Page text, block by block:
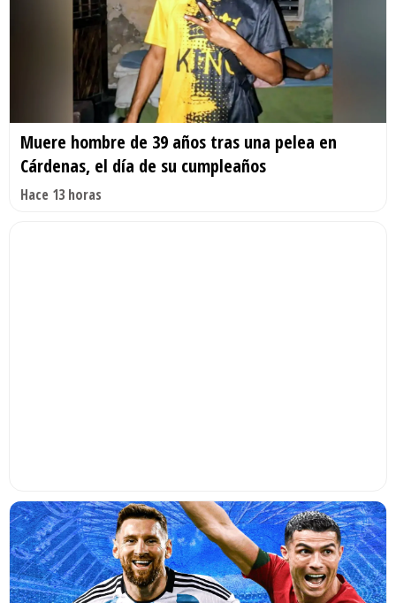
Muere hombre de 39 años tras una pelea en
Cárdenas, el día de su cumpleaños
Hace 13 horas